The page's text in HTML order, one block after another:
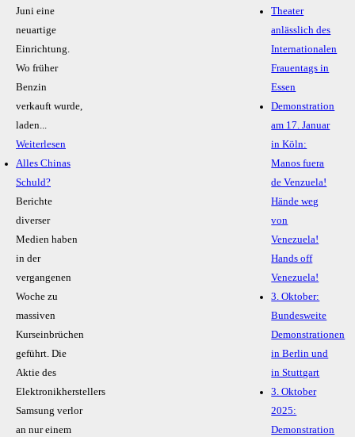
Juni eine
neuartige
Einrichtung.
Wo früher
Benzin
verkauft wurde,
laden...
Weiterlesen
Alles Chinas
Schuld?
Berichte
diverser
Medien haben
in der
vergangenen
Woche zu
massiven
Kurseinbrüchen
geführt. Die
Aktie des
Elektronikherstellers
Samsung verlor
an nur einem
Theater
anlässlich des
Internationalen
Frauentags in
Essen
Demonstration
am 17. Januar
in Köln:
Manos fuera
de Venzuela!
Hände weg
von
Venezuela!
Hands off
Venezuela!
3. Oktober:
Bundesweite
Demonstrationen
in Berlin und
in Stuttgart
3. Oktober
2025:
Demonstration